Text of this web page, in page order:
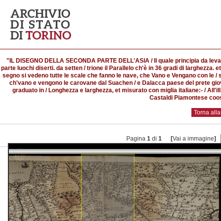
"IL DISEGNO DELLA SECONDA PARTE DELL'ASIA / Il quale principia da
parte luochi diserti. da setten / trione il Parallelo ch'è in 36 gradi di larghezza.
segno si vedeno tutte le scale che fanno le nave, che Vano e Vengano con
ch'vano e vengono le carovane dal Suachen / e Dalacca paese del prete
graduato in / Longhezza e larghezza, et misurato con miglia italiane:- /
Castaldi Piamontese
Torna
Pagina 1 di 1 [Vai a immagine]